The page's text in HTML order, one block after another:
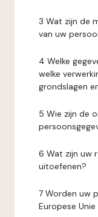
3 Wat zijn de
van uw
4 Welke
welke
grondslagen
5 Wie zijn de
6 Wat zijn uw
uitoefenen?
7 Worden uw
Europese